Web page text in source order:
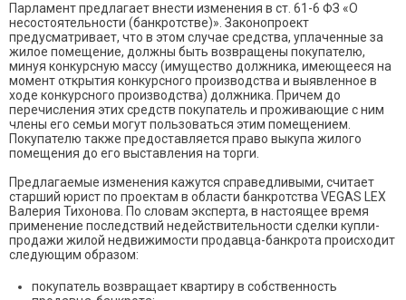
Парламент предлагает внести изменения в ст. 61-6 ФЗ «О
несостоятельности (банкротстве)». Законопроект
предусматривает, что в этом случае средства, уплаченные за
жилое помещение, должны быть возвращены покупателю,
минуя конкурсную массу (имущество должника, имеющееся на
момент открытия конкурсного производства и выявленное в
ходе конкурсного производства) должника. Причем до
перечисления этих средств покупатель и проживающие с ним
члены его семьи могут пользоваться этим помещением.
Покупателю также предоставляется право выкупа жилого
помещения до его выставления на торги.
Предлагаемые изменения кажутся справедливыми, считает
cтарший юрист по проектам в области банкротства VEGAS LEX
Валерия Тихонова. По словам эксперта, в настоящее время
применение последствий недействительности сделки купли-
продажи жилой недвижимости продавца-банкрота происходит
следующим образом:
покупатель возвращает квартиру в собственность